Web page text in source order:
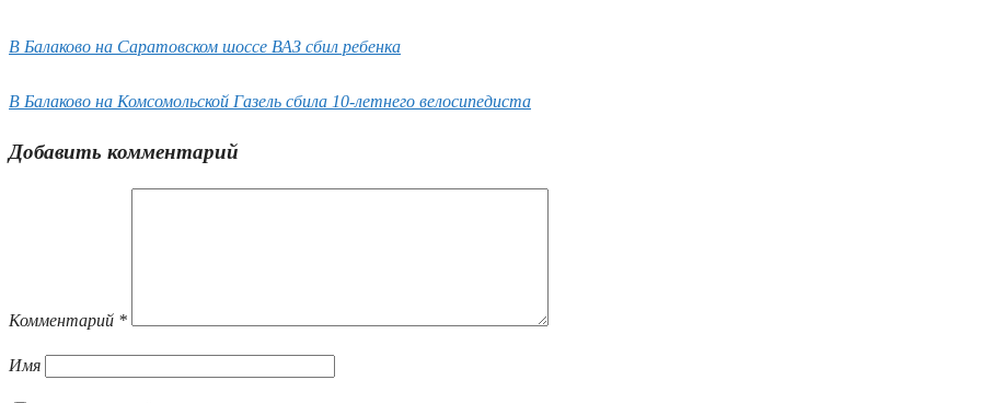
В Балаково на Саратовском шоссе ВАЗ сбил ребенка
В Балаково на Комсомольской Газель сбила 10-летнего велосипедиста
Добавить комментарий
Комментарий *
Имя